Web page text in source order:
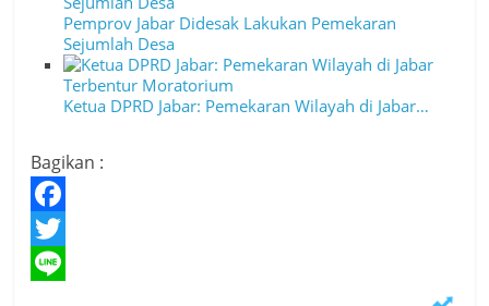
Pemprov Jabar Didesak Lakukan Pemekaran
Sejumlah Desa
Ketua DPRD Jabar: Pemekaran Wilayah di Jabar…
Bagikan :
F
a
T